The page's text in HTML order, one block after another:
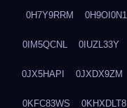
0H7Y9RRM 0H9OI0N1
0IM5QCNL 0IUZL33Y
0JX5HAPI 0JXDX9ZM
0KFC83WS 0KHXDLT8